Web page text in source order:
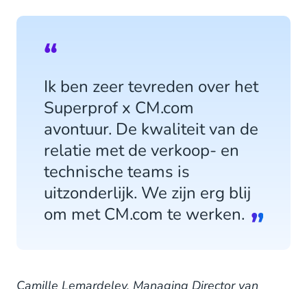
Ik ben zeer tevreden over het
Superprof x CM.com
avontuur. De kwaliteit van de
relatie met de verkoop- en
technische teams is
uitzonderlijk. We zijn erg blij
om met CM.com te werken.
Camille Lemardeley, Managing Director van